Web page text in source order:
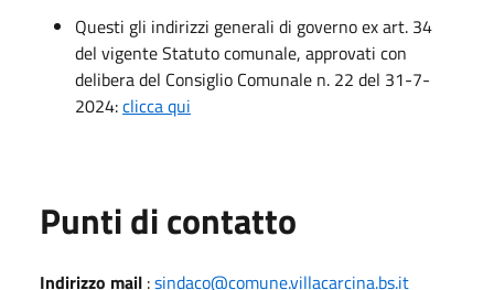
Questi gli indirizzi generali di governo ex art. 34
del vigente Statuto comunale, approvati con
delibera del Consiglio Comunale n. 22 del 31-7-
2024:clicca qui
Punti di contatto
Indirizzo mail :sindaco@comune.villacarcina.bs.it